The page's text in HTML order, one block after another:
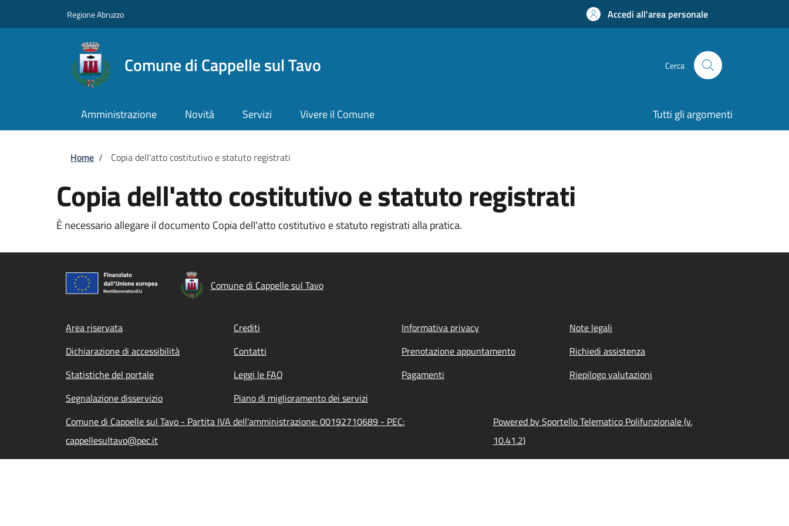
Regione Abruzzo Accedi all'area personale
Comune di Cappelle sul Tavo Cerca
Amministrazione Novità Servizi Vivere il Comune Tutti gli argomenti
Briciole di pane
Home / Copia dell'atto costitutivo e statuto registrati
Copia dell'atto costitutivo e statuto registrati
È necessario allegare il documento Copia dell'atto costitutivo e statuto registrati alla pratica.
Comune di Cappelle sul Tavo
Footer menu
Area riservata Crediti Informativa privacy
Note legali
Dichiarazione di accessibilità
Contatti Prenotazione appuntamento
Richiedi assistenza
Statistiche del portale
Leggi le FAQ Pagamenti
Riepilogo valutazioni
Segnalazione disservizio
Piano di miglioramento dei servizi
Comune di Cappelle sul Tavo - Partita IVA dell'amministrazione: 00192710689 - PEC:
cappellesultavo@pec.it
Powered by Sportello Telematico Polifunzionale (v.
10.41.2)